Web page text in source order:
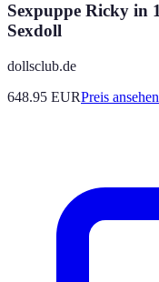
Sexpuppe Ricky in
Sexdoll
dollsclub.de
648.95 EURPreis ansehen